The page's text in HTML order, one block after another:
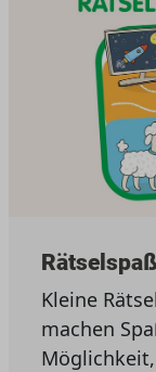
Kleine
machen